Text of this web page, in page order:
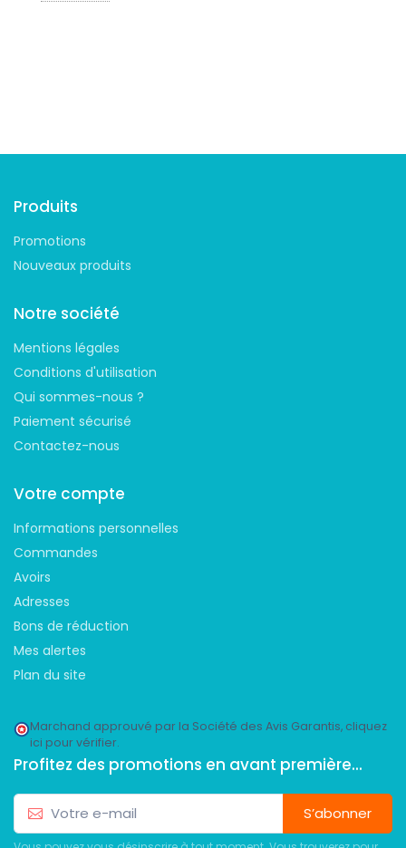
Produits
Promotions
Nouveaux produits
Notre société
Mentions légales
Conditions d'utilisation
Qui sommes-nous ?
Paiement sécurisé
Contactez-nous
Votre compte
Informations personnelles
Commandes
Avoirs
Adresses
Bons de réduction
Mes alertes
Plan du site
Marchand approuvé par la Société des Avis Garantis, cliquez
ici pour vérifier.
Profitez des promotions en avant première...
S’abonner